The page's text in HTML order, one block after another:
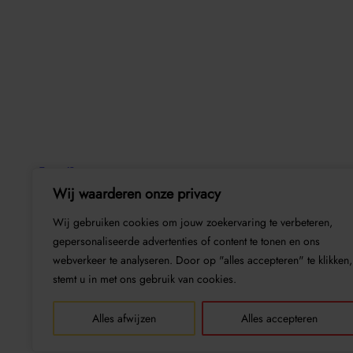
Wij waarderen onze privacy
Wij gebruiken cookies om jouw zoekervaring te verbeteren,
gepersonaliseerde advertenties of content te tonen en ons
webverkeer te analyseren. Door op "alles accepteren" te klikken,
stemt u in met ons gebruik van cookies.
Alles afwijzen Alles accepteren